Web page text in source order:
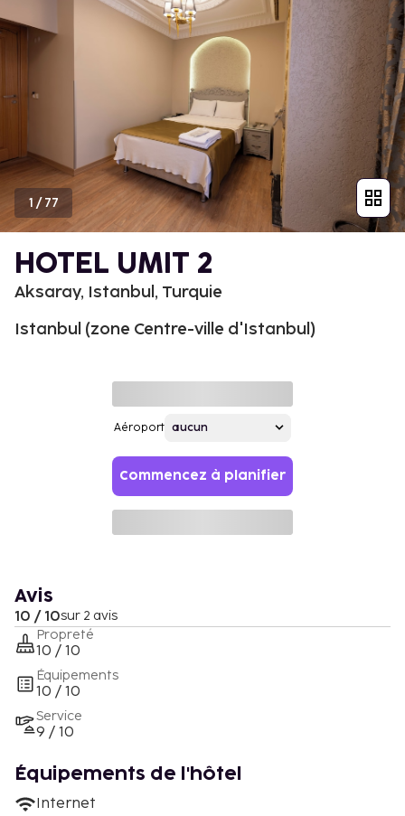
1 /77
HOTEL UMIT 2
Aksaray, Istanbul, Turquie
Istanbul (zone Centre-ville d'Istanbul)
Aéroport
Commencez à planifier
Avis
10 / 10sur 2 avis
Propreté
10 / 10
Équipements
10 / 10
Service
9 / 10
Équipements de l'hôtel
Internet